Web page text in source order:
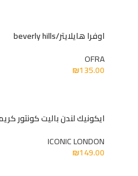
اوفرا هايلايتر/beverly hills
OFRA
₪135.00
ايكونيك لندن باليت كونتور
ICONIC LONDON
₪149.00